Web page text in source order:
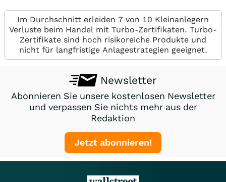
Im Durchschnitt erleiden 7 von 10 Kleinanlegern
Verluste beim Handel mit Turbo-Zertifikaten. Turbo-
Zertifikate sind hoch risikoreiche Produkte und
nicht für langfristige Anlagestrategien geeignet.
Newsletter
Abonnieren Sie unsere kostenlosen Newsletter
und verpassen Sie nichts mehr aus der
Redaktion
Jetzt abonnieren!